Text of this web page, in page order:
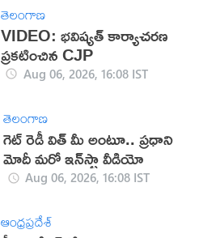
తెలంగాణ
VIDEO: భవిష్యత్ కార్యాచరణ
ప్రకటించిన CJP
Aug 06, 2026, 16:08 IST
తెలంగాణ
గెట్ రెడీ విత్ మీ అంటూ.. ప్రధాని
మోదీ మరో ఇన్‌స్టా వీడియో
Aug 06, 2026, 16:08 IST
ఆంధ్రప్రదేశ్